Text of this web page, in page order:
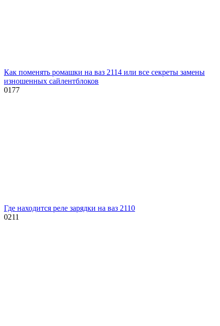
Как поменять ромашки на ваз 2114 или все секреты замены
изношенных сайлентблоков
0177
Где находится реле зарядки на ваз 2110
0211